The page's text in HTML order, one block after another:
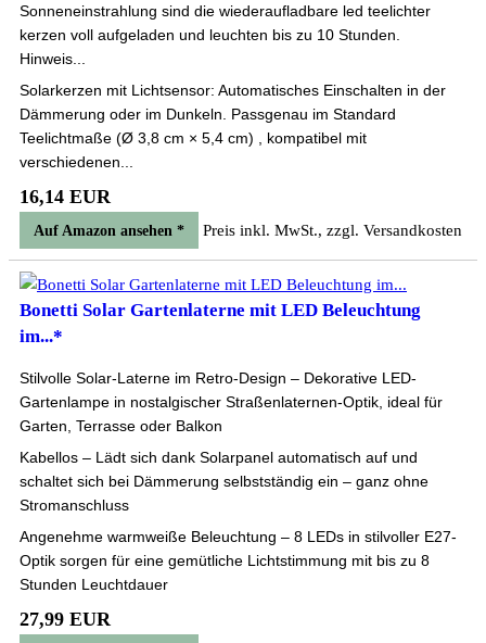
Sonneneinstrahlung sind die wiederaufladbare led teelichter
kerzen voll aufgeladen und leuchten bis zu 10 Stunden.
Hinweis...
Solarkerzen mit Lichtsensor: Automatisches Einschalten in der
Dämmerung oder im Dunkeln. Passgenau im Standard
Teelichtmaße (Ø 3,8 cm × 5,4 cm) , kompatibel mit
verschiedenen...
16,14 EUR
Auf Amazon ansehen * Preis inkl. MwSt., zzgl. Versandkosten
Bonetti Solar Gartenlaterne mit LED Beleuchtung
im...*
Stilvolle Solar-Laterne im Retro-Design – Dekorative LED-
Gartenlampe in nostalgischer Straßenlaternen-Optik, ideal für
Garten, Terrasse oder Balkon
Kabellos – Lädt sich dank Solarpanel automatisch auf und
schaltet sich bei Dämmerung selbstständig ein – ganz ohne
Stromanschluss
Angenehme warmweiße Beleuchtung – 8 LEDs in stilvoller E27-
Optik sorgen für eine gemütliche Lichtstimmung mit bis zu 8
Stunden Leuchtdauer
27,99 EUR